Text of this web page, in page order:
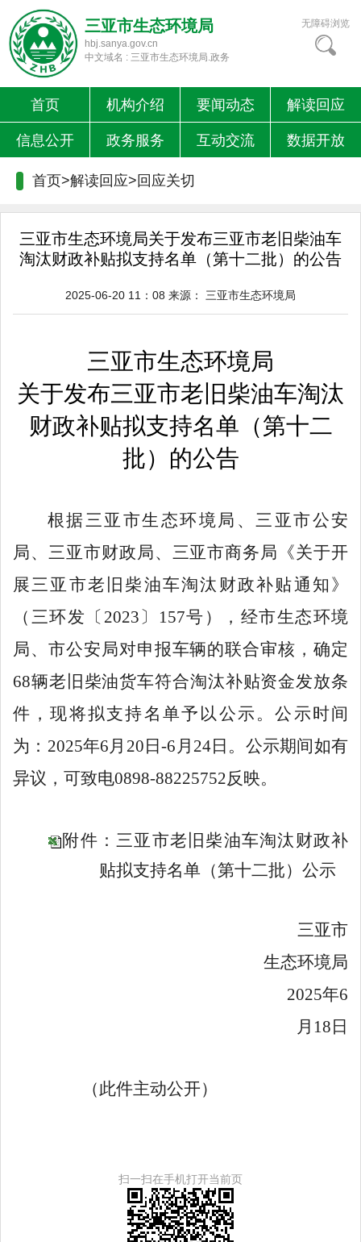
三亚市生态环境局
hbj.sanya.gov.cn
中文域名 : 三亚市生态环境局.政务
无障碍浏览
首页 机构介绍 要闻动态 解读回应
信息公开 政务服务 互动交流 数据开放
首页>解读回应> 回应关切
三亚市生态环境局关于发布三亚市老旧柴油车
淘汰财政补贴拟支持名单（第十二批）的公告
2025-06-20 11：08 来源： 三亚市生态环境局
三亚市生态环境局
关于发布三亚市老旧柴油车淘汰
财政补贴拟支持名单 （第十二
批） 的公告
根据三亚市生态环境局、三亚市公安
局、三亚市财政局、三亚市商务局《关于开
展三亚市老旧柴油车淘汰财政补贴通知》
（三环发〔 2023〕157号），经市生态环境
局、市公安局对申报车辆的联合审核，确定
68辆老旧柴油货车符合淘汰补贴资金发放条
件，现将拟支持名单予以公示 。公示时间
为： 2025年6 月 20 日-6 月 24日。公示期间如有
异议，可致电0898-88225752反映。
附件：三亚市老旧柴油车淘汰财政补
贴拟支持名单（第十二批）公示
三亚市
生态环境局
2025年6
月18日
（此件主动公开）
扫一扫在手机打开当前页